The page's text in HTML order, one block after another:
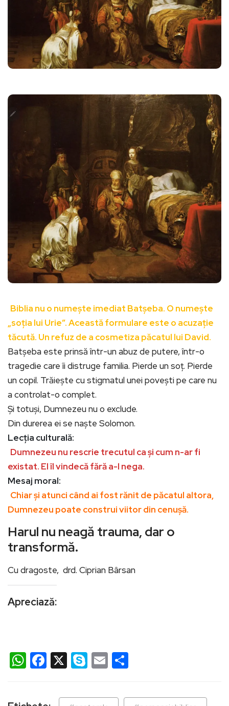
Biblia nu o numește imediat Batșeba. O numește
„soția lui Urie”. Această formulare este o acuzație
tăcută. Un refuz de a cosmetiza păcatul lui David.
Batșeba este prinsă într-un abuz de putere, într-o
tragedie care îi distruge familia. Pierde un soț. Pierde
un copil. Trăiește cu stigmatul unei povești pe care nu
a controlat-o complet.
Și totuși, Dumnezeu nu o exclude.
Din durerea ei se naște Solomon.
Lecția culturală:
Dumnezeu nu rescrie trecutul ca și cum n-ar fi
existat. El îl vindecă fără a-l nega.
Mesaj moral:
Chiar și atunci când ai fost rănit de păcatul altora,
Dumnezeu poate construi viitor din cenușă.
Harul nu neagă trauma, dar o
transformă.
Cu dragoste, drd. Ciprian Bârsan
Apreciază:
WhatsApp
Facebook
X Skype
Email